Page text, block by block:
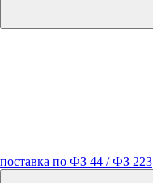
поставка по ФЗ 44 / ФЗ 223